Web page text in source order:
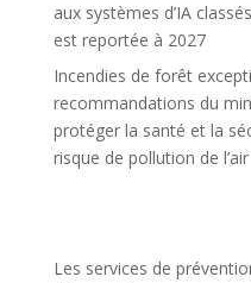
aux systèmes d’IA
est reportée à 2027
Incendies de forêt
recommandations du
protéger la santé et la
risque de pollution de l’air
Les services de